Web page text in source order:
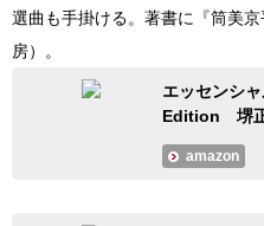
選曲も手掛ける。著書に『筒美
房）。
エッセンシ
Edition 堺
amazon